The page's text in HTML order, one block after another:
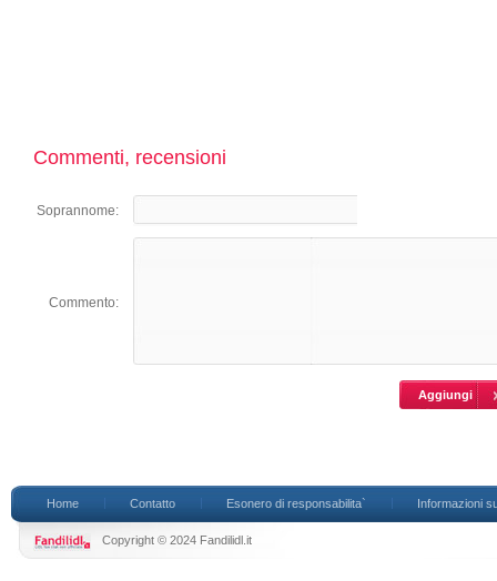
Commenti, recensioni
Soprannome:
Commento:
Home Contatto Esonero di responsabilita` Informazioni
Copyright © 2024 Fandilidl.it